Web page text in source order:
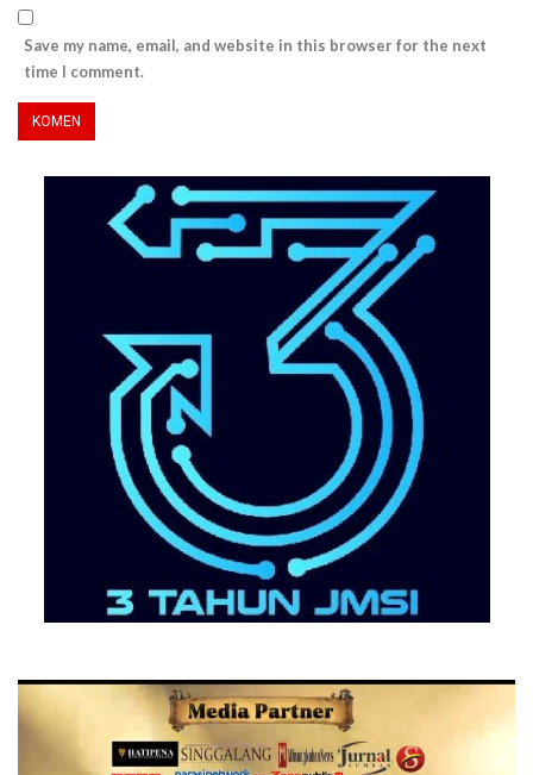
Save my name, email, and website in this browser for the next
time I comment.